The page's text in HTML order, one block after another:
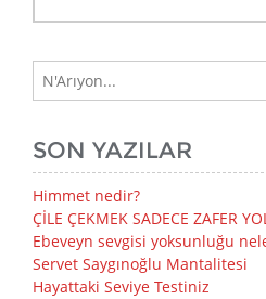
SON YAZILAR
Himmet nedir?
ÇİLE ÇEKMEK SADECE ZAFER
Ebeveyn sevgisi yoksunluğu
Servet Saygınoğlu Mantalitesi
Hayattaki Seviye Testiniz